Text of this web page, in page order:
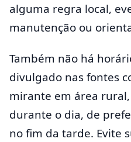
alguma regra local,
manutenção ou
Também não há
divulgado nas fontes
mirante em área
durante o dia, de
no fim da tarde. Evite